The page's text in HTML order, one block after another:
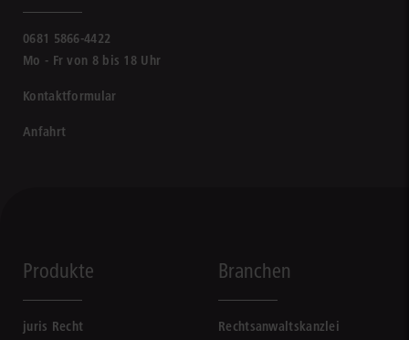
0681 5866-4422
Mo - Fr von 8 bis 18 Uhr
Kontaktformular
Anfahrt
Produkte
juris Recht
Branchen
Rechtsanwaltskanzlei